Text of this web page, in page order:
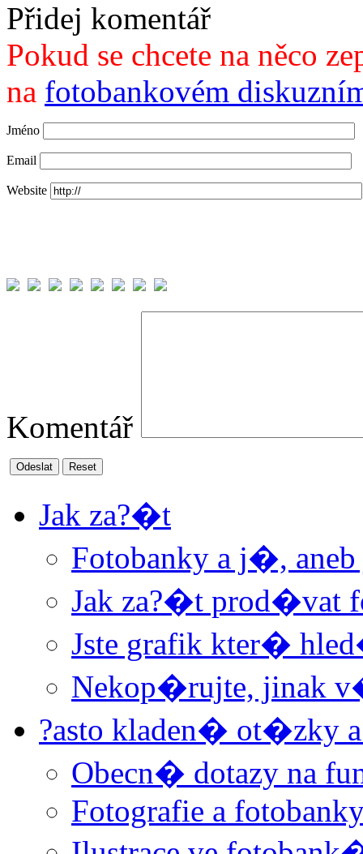
Přidej komentář
Pokud se chcete na něco
na fotobankovém
Jméno
Email
Website
Komentář
Odeslat Reset
Jak za?�t
Fotobanky a j�,
Jak za?�t prod�vat
Jste grafik kter�
Nekop�rujte, jinak
?asto kladen� ot�zky
Obecn� dotazy na
Fotografie a